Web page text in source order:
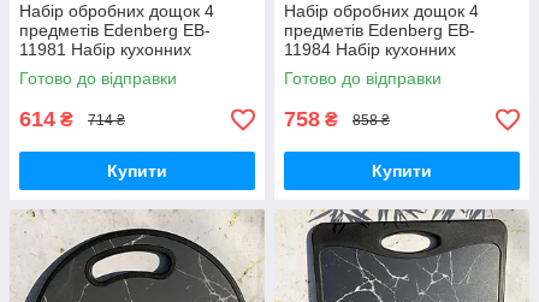
Набір обробних дощок 4
предметів Edenberg EB-
11981 Набір кухонних
дощечок прямокутні
Готово до відправки
614 ₴ 714 ₴
Купити
Набір обробних дощок 4
предметів Edenberg EB-
11984 Набір кухонних
дощечок прямокутні
Готово до відправки
758 ₴ 858 ₴
Купити